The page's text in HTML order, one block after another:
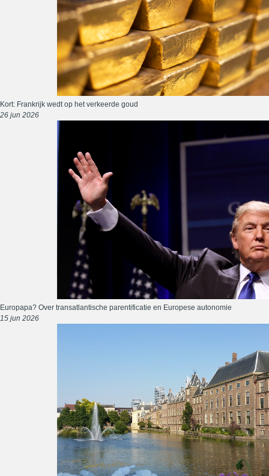
Kort: Frankrijk wedt op het verkeerde goud
26 jun 2026
Europapa? Over transatlantische parentificatie en Europese autonomie
15 jun 2026